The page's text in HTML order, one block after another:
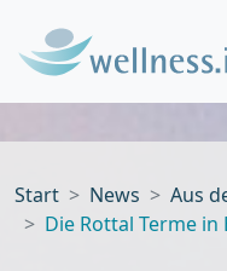
Start News
Aus
Die Rottal Terme in